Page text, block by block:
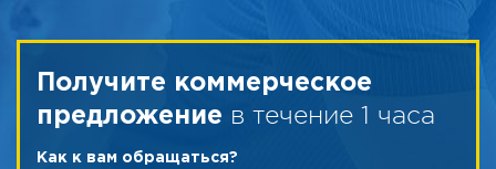
Получите коммерческое
предложение в течение 1 часа
Как к вам обращаться?